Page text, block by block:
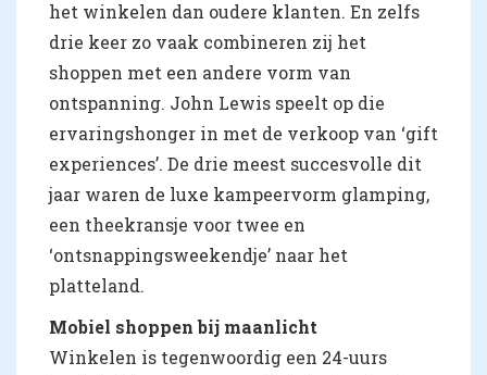
het winkelen dan oudere klanten. En zelfs
drie keer zo vaak combineren zij het
shoppen met een andere vorm van
ontspanning. John Lewis speelt op die
ervaringshonger in met de verkoop van ‘gift
experiences’. De drie meest succesvolle dit
jaar waren de luxe kampeervorm glamping,
een theekransje voor twee en
‘ontsnappingsweekendje’ naar het
platteland.
Mobiel shoppen bij maanlicht
Winkelen is tegenwoordig een 24-uurs